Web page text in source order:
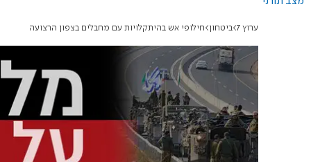
ערוץ 7 ביטחון חילופי אש בהיתקלויות עם מחבלים בצפון הרצועה